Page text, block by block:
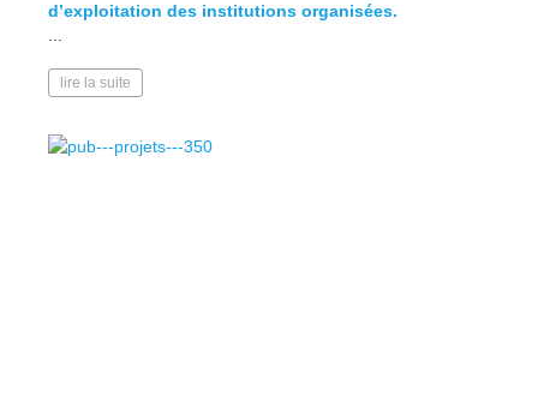
d’exploitation des institutions organisées.
lire la suite